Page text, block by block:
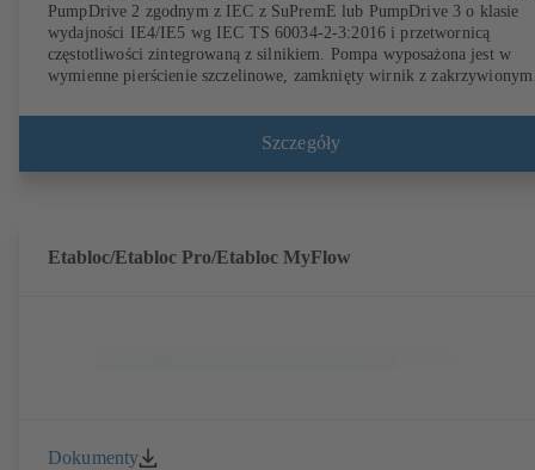
PumpDrive 2 zgodnym z IEC z SuPremE lub PumpDrive 3 o klasie
wydajności IE4/IE5 wg IEC TS 60034-2-3:2016 i przetwornicą
częstotliwości zintegrowaną z silnikiem. Pompa wyposażona jest w
wymienne pierścienie szczelinowe, zamknięty wirnik z
EN 12756, wał w miejscu uszczelnienia zawiera wymienne tuleje
ochronne. Budowa procesowa umożliwia demontaż sprzęgła, korpusu
wytycznych ErP.
Szczegóły
Etabloc/Etabloc Pro/Etabloc MyFlow
Dokumenty